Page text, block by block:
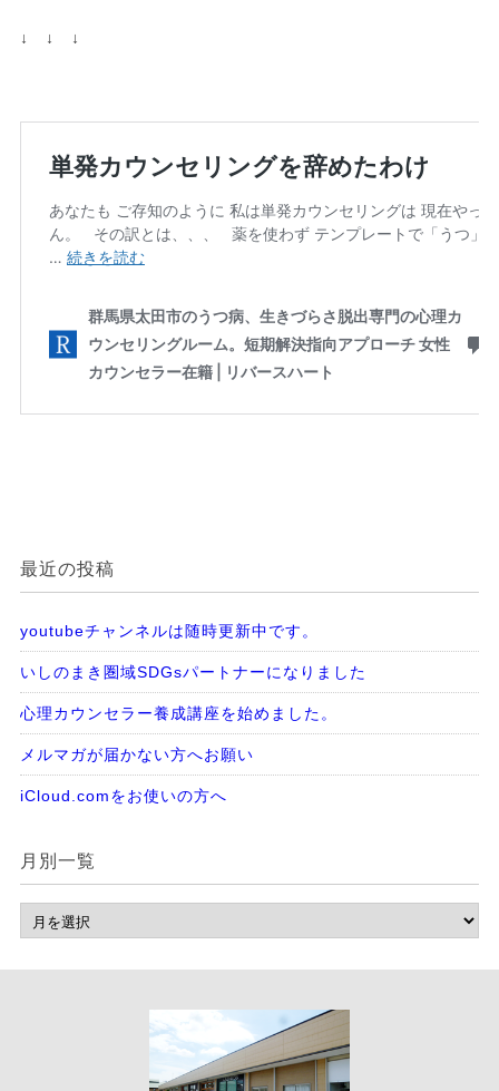
↓ ↓ ↓
最近の投稿
youtubeチャンネルは随時更新中です。
いしのまき圏域SDGsパートナーになりました
心理カウンセラー養成講座を始めました。
メルマガが届かない方へお願い
iCloud.comをお使いの方へ
月別一覧